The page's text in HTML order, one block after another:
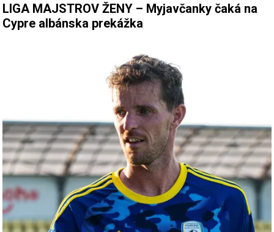
LIGA MAJSTROV ŽENY – Myjavčanky čaká na
Cypre albánska prekážka